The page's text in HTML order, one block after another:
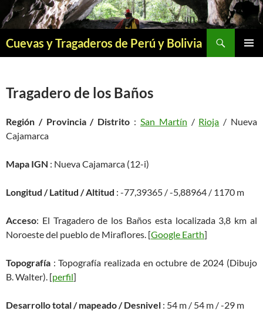
Saltar
al
Cuevas y Tragaderos de Perú y Bolivia
Tragadero de los Baños
Región / Provincia / Distrito : San Martín / Rioja / Nueva
Cajamarca
Mapa IGN : Nueva Cajamarca (12-i)
Longitud / Latitud / Altitud : -77,39365 / -5,88964 / 1170 m
Acceso: El Tragadero de los Baños esta localizada 3,8 km al
Noroeste del pueblo de Miraflores. [Google Earth]
Topografía : Topografía realizada en octubre de 2024 (Dibujo
B. Walter). [perfil]
Desarrollo total / mapeado / Desnivel : 54 m / 54 m / -29 m